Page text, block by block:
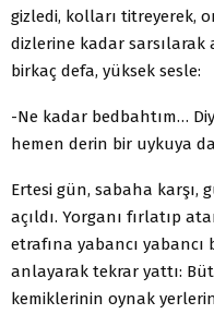
gizledi, kolları titreyerek,
dizlerine kadar sarsılarak
birkaç defa, yüksek sesle:
-Ne kadar bedbahtım…
hemen derin bir uykuya
Ertesi gün, sabaha karşı,
açıldı. Yorganı fırlatıp
etrafına yabancı yabancı
anlayarak tekrar yattı:
kemiklerinin oynak